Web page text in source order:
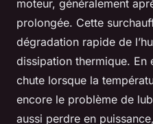
moteur, généralement
prolongée. Cette
dégradation rapide de
dissipation thermique. En
chute lorsque la
encore le problème de
aussi perdre en